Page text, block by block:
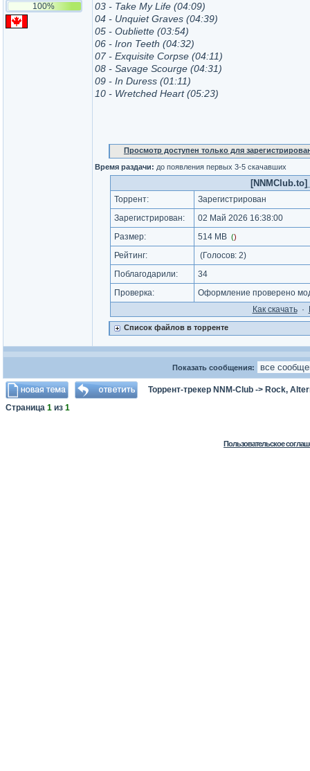
100%
03 - Take My Life (04:09)
04 - Unquiet Graves (04:39)
05 - Oubliette (03:54)
06 - Iron Teeth (04:32)
07 - Exquisite Corpse (04:11)
08 - Savage Scourge (04:31)
09 - In Duress (01:11)
10 - Wretched Heart (05:23)
Просмотр доступен только для
Время раздачи: до появления первых 3-5 скачавших
Торрент:
Зарегистрирован
Зарегистрирован:
02 Май 2026 16:38:00
Размер:
514 MB ()
Рейтинг: (Голосов: 2)
Поблагодарили:
34
Проверка:
Оформление проверено
Как cкачать·
Список файлов в торренте
Показать сообщения:
Торрент-трекер NNM-Club -> Rock,
Страница 1 из 1
Пользовательское